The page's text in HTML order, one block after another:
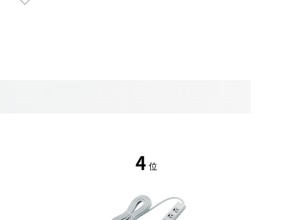
4 位